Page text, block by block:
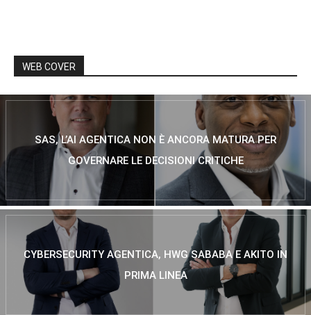
WEB COVER
SAS, L’AI AGENTICA NON È ANCORA MATURA PER
GOVERNARE LE DECISIONI CRITICHE
CYBERSECURITY AGENTICA, HWG SABABA E AKITO IN
PRIMA LINEA